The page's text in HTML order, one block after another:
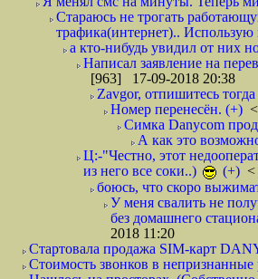
Стараюсь не трогать
трафика(интернет)..
а кто-нибудь увидил от них
Написал заявление на
[963] 17-09-2018 20:38
Zavgor, отпишитесь
Номер перенесён. (+) <
Симка Danycom
А как это
Ц:-"Честно, этот
из него все соки..)
(+) <
боюсь, что скоро
У меня свалить не
без домашнего
2018 11:20
Стартовала продажа SIM-карт
Стоимость звонков в